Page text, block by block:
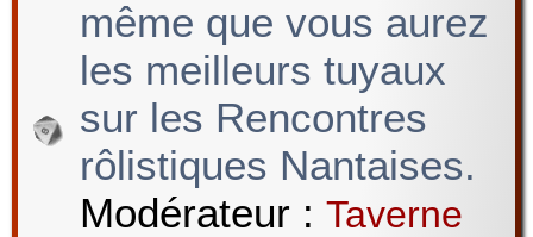
même que vous aurez
les meilleurs tuyaux
sur les Rencontres
rôlistiques Nantaises.
Modérateur : Taverne